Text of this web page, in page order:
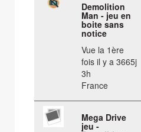
Demolition
Man - jeu en
boite sans
notice
Vue la 1ère
fois il y a 3665j
3h
France
Mega Drive
jeu -